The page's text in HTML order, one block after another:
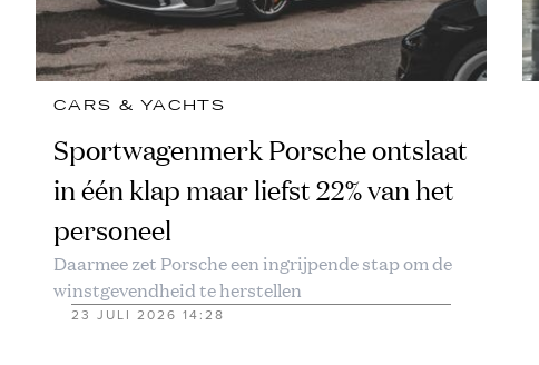
CARS & YACHTS
Sportwagenmerk Porsche ontslaat
in één klap maar liefst 22% van het
personeel
Daarmee zet Porsche een ingrijpende stap om de
winstgevendheid te herstellen
23 JULI 2026 14:28